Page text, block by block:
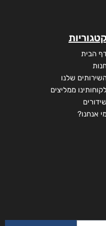
הבית
שלנו
לקוחותינו ממליצים
שידורים
אנחנו?